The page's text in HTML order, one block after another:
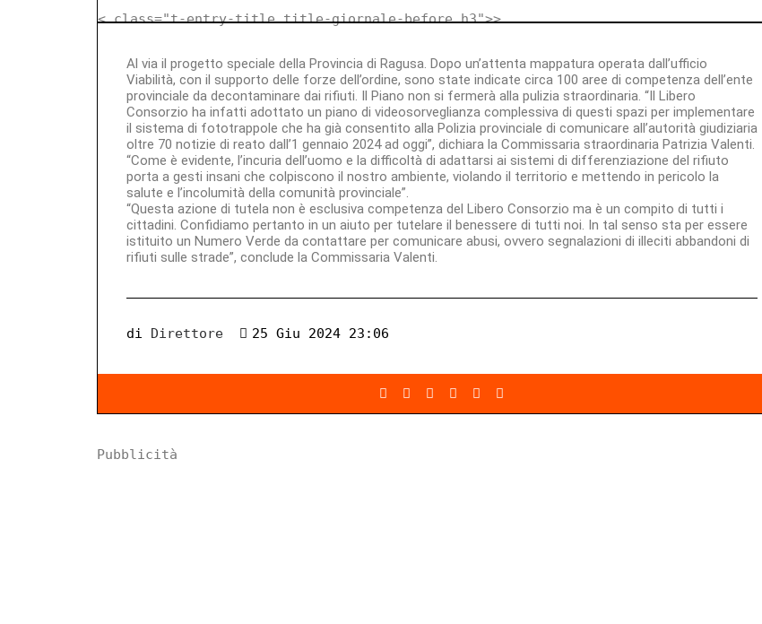
< class="t-entry-title title-giornale-before h3">>
Al via il progetto speciale della Provincia di Ragusa. Dopo un’attenta mappatura operata dall’ufficio
Viabilità, con il supporto delle forze dell’ordine, sono state indicate circa 100 aree di competenza dell’ente
provinciale da decontaminare dai rifiuti. Il Piano non si fermerà alla pulizia straordinaria. “Il Libero
Consorzio ha infatti adottato un piano di videosorveglianza complessiva di questi spazi per implementare
il sistema di fototrappole che ha già consentito alla Polizia provinciale di comunicare all’autorità giudiziaria
oltre 70 notizie di reato dall’1 gennaio 2024 ad oggi”, dichiara la Commissaria straordinaria Patrizia Valenti.
“Come è evidente, l’incuria dell’uomo e la difficoltà di adattarsi ai sistemi di differenziazione del rifiuto
porta a gesti insani che colpiscono il nostro ambiente, violando il territorio e mettendo in pericolo la
salute e l’incolumità della comunità provinciale”.
“Questa azione di tutela non è esclusiva competenza del Libero Consorzio ma è un compito di tutti i
cittadini. Confidiamo pertanto in un aiuto per tutelare il benessere di tutti noi. In tal senso sta per essere
istituito un Numero Verde da contattare per comunicare abusi, ovvero segnalazioni di illeciti abbandoni di
rifiuti sulle strade”, conclude la Commissaria Valenti.
di Direttore 25 Giu 2024 23:06
Pubblicità